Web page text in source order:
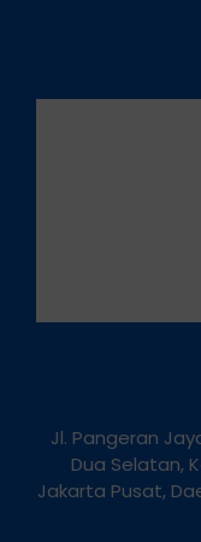
Jl. Pangeran
Dua Selatan,
Jakarta Pusat,